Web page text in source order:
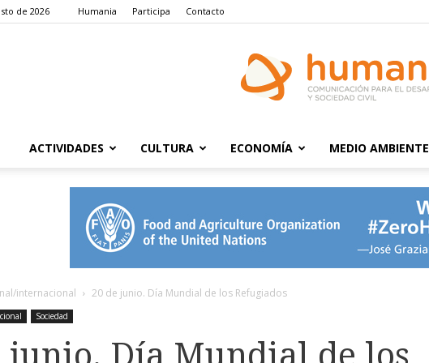
de 2026 Humania Participa Contacto
ACTIVIDADES CULTURA ECONOMÍA MEDIO AMBIENTE
internacional 20 de junio. Día Mundial de los Refugiados
Sociedad